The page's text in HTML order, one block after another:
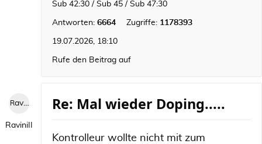
Sub 42:30 / Sub 45 / Sub 47:30
Antworten: 6664 Zugriffe: 1178393
19.07.2026, 18:10
Rufe den Beitrag auf
RaviniII
RaviniII
Re: Mal wieder Doping.....
Kontrolleur wollte nicht mit zum